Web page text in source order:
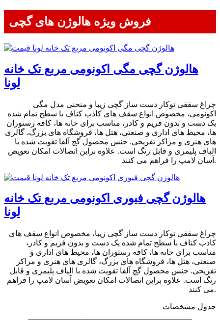
فروش ویژه هالوژن های گچی
هالوژن گچی مگی اکونومی مربع تک خانه
لونا
چراغ سقفی توکار دست ساز گچی زیبا و منحنی مدل مگی
اکونومی، مخصوص انواع سقف های کاذب کناف با سطح تمام شده
یک دست و بدون فریم و کادر، مناسب برای خانه ها، کافه رستوران
ها، محیط های اداری و صنعتی، هتل ها، فروشگاه های بزرگ، گالری
های هنری و مراکز تفریحی. جنس محصول گچ آلفا تقویت شده با
الیاف پلیمری و قابل رنگ است. علاوه براین اتصالات امکان تعویض
آسان لامپ را فراهم می کنند.
هالوژن گچی فیوری اکونومی مربع تک خانه
لونا
چراغ سقفی توکار دست ساز گچی زیبا، مخصوص انواع سقف های
کاذب کناف با سطح تمام شده یک دست و بدون فریم و کادر،
مناسب برای خانه ها، کافه رستوران ها، محیط های اداری و
صنعتی، هتل ها، فروشگاه های بزرگ، گالری های هنری و مراکز
تفریحی. جنس محصول گچ آلفا تقویت شده با الیاف پلیمری و قابل
رنگ است. علاوه براین اتصالات امکان تعویض آسان لامپ را فراهم
می کنند.
جدول مشخصات